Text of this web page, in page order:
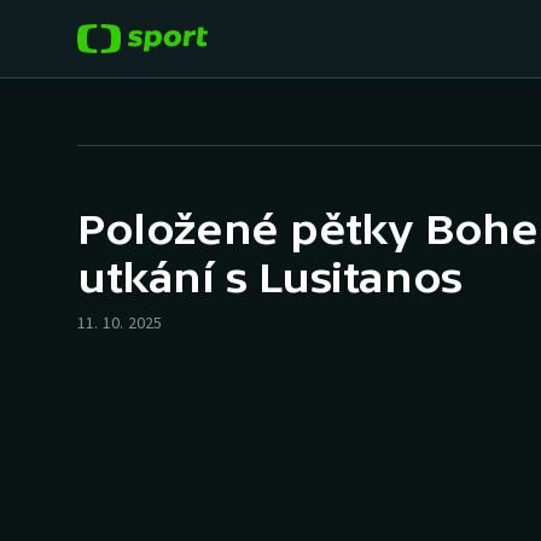
Hokej
Tenis
Baseball a softbal
Basketbal
Položené pětky
utkání s Lusitanos
11. 10. 2025